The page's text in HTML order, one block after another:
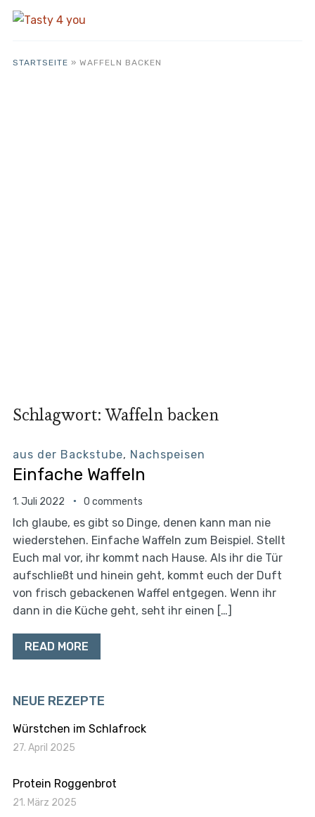
STARTSEITE » WAFFELN BACKEN
Schlagwort:Waffeln backen
aus der Backstube, Nachspeisen
Einfache Waffeln
1. Juli 2022 0 comments
Ich glaube, es gibt so Dinge, denen kann man nie
wiederstehen. Einfache Waffeln zum Beispiel. Stellt
Euch mal vor, ihr kommt nach Hause. Als ihr die Tür
aufschließt und hinein geht, kommt euch der Duft
von frisch gebackenen Waffel entgegen. Wenn ihr
dann in die Küche geht, seht ihr einen […]
READ MORE
NEUE REZEPTE
Würstchen im Schlafrock
27. April 2025
Protein Roggenbrot
21. März 2025